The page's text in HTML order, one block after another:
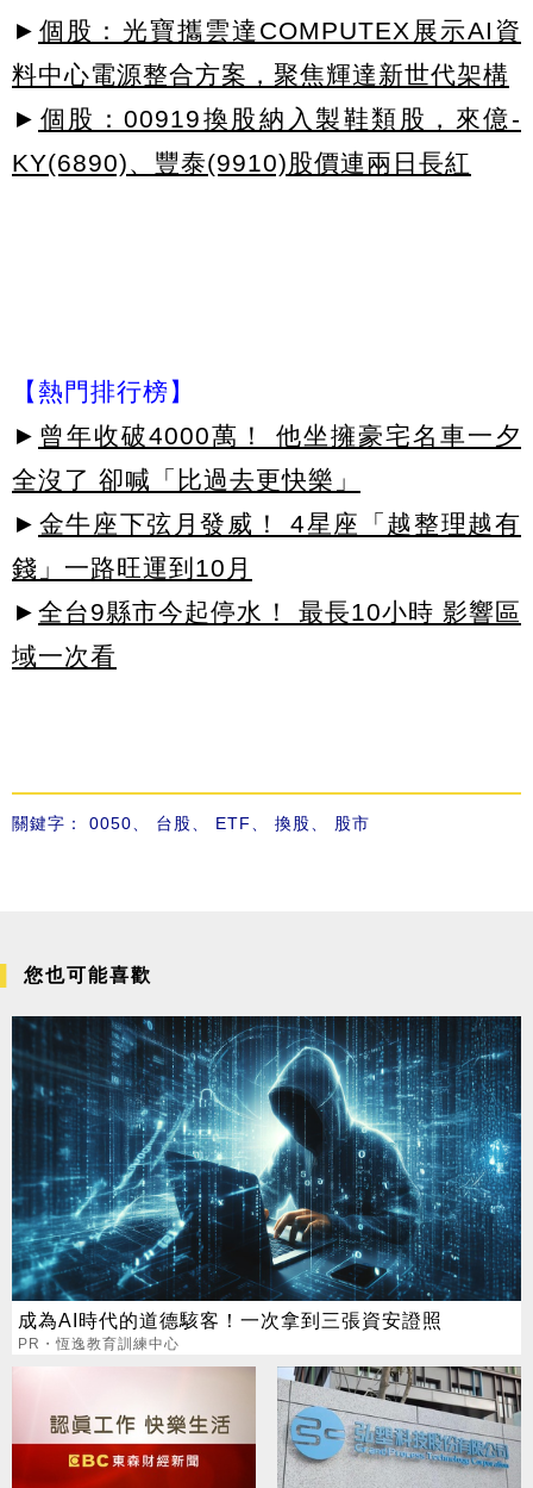
► 個股：光寶攜雲達COMPUTEX展示AI資
料中心電源整合方案，聚焦輝達新世代架構
► 個股：00919換股納入製鞋類股，來億-
KY(6890)、豐泰(9910)股價連兩日長紅
【熱門排行榜】
► 曾年收破4000萬！ 他坐擁豪宅名車一夕
全沒了 卻喊「比過去更快樂」
► 金牛座下弦月發威！ 4星座「越整理越有
錢」一路旺運到10月
► 全台9縣市今起停水！ 最長10小時 影響區
域一次看
關鍵字： 0050 台股 ETF 換股 股市
您也可能喜歡
成為AI時代的道德駭客！一次拿到三張資安證照
PR・恆逸教育訓練中心